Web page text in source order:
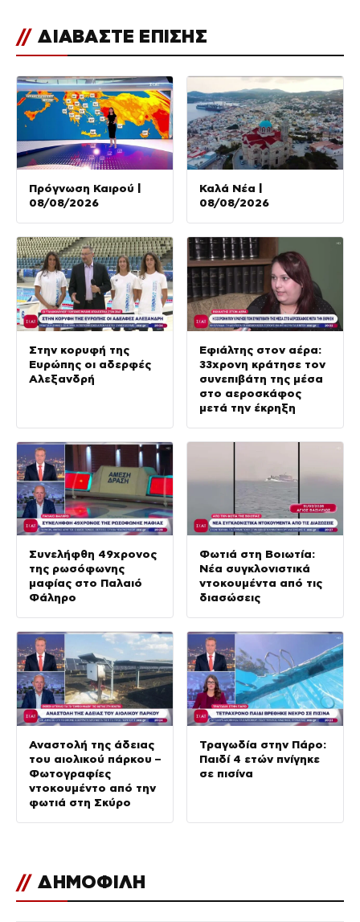
// ΔΙΑΒΑΣΤΕ ΕΠΙΣΗΣ
Πρόγνωση Καιρού |
08/08/2026
Καλά Νέα |
08/08/2026
Στην κορυφή της
Ευρώπης οι αδερφές
Αλεξανδρή
Εφιάλτης στον αέρα:
33χρονη κράτησε τον
συνεπιβάτη της μέσα
στο αεροσκάφος
μετά την έκρηξη
Συνελήφθη 49χρονος
της ρωσόφωνης
μαφίας στο Παλαιό
Φάληρο
Φωτιά στη Βοιωτία:
Νέα συγκλονιστικά
ντοκουμέντα από τις
διασώσεις
Αναστολή της άδειας
του αιολικού πάρκου –
Φωτογραφίες
ντοκουμέντο από την
φωτιά στη Σκύρο
Τραγωδία στην Πάρο:
Παιδί 4 ετών πνίγηκε
σε πισίνα
// ΔΗΜΟΦΙΛΗ